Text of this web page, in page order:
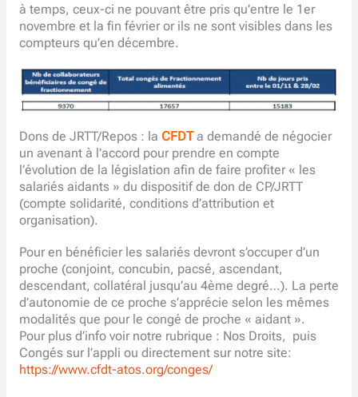
à temps, ceux-ci ne pouvant être pris qu’entre le 1er
novembre et la fin février or ils ne sont visibles dans les
compteurs qu’en décembre.
Dons de JRTT/Repos : la CFDT a demandé de négocier
un avenant à l’accord pour prendre en compte
l’évolution de la législation afin de faire profiter « les
salariés aidants » du dispositif de don de CP/JRTT
(compte solidarité, conditions d’attribution et
organisation).
Pour en bénéficier les salariés devront s’occuper d’un
proche (conjoint, concubin, pacsé, ascendant,
descendant, collatéral jusqu’au 4ème degré…). La perte
d’autonomie de ce proche s’apprécie selon les mêmes
modalités que pour le congé de proche « aidant ».
Pour plus d’info voir notre rubrique : Nos Droits, puis
Congés sur l’appli ou directement sur notre site:
https://www.cfdt-atos.org/conges/